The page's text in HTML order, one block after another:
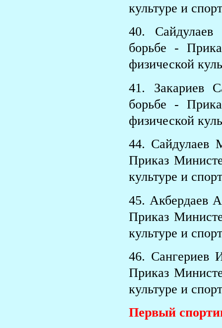
культуре и
40.
борьбе -
физической
41. Закариев
борьбе -
физической
44. Сайдулаев
Приказ
культуре и
45. Акбердаев
Приказ
культуре и
46. Сангериев
Приказ
культуре и
Первый